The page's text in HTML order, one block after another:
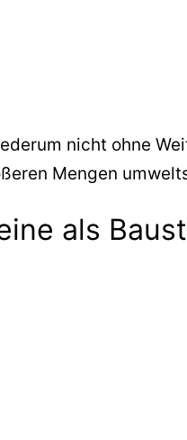
nicht ohne
Mengen
als